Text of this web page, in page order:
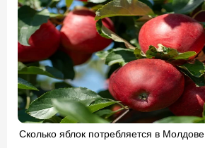
Сколько яблок потребляется в Молдове